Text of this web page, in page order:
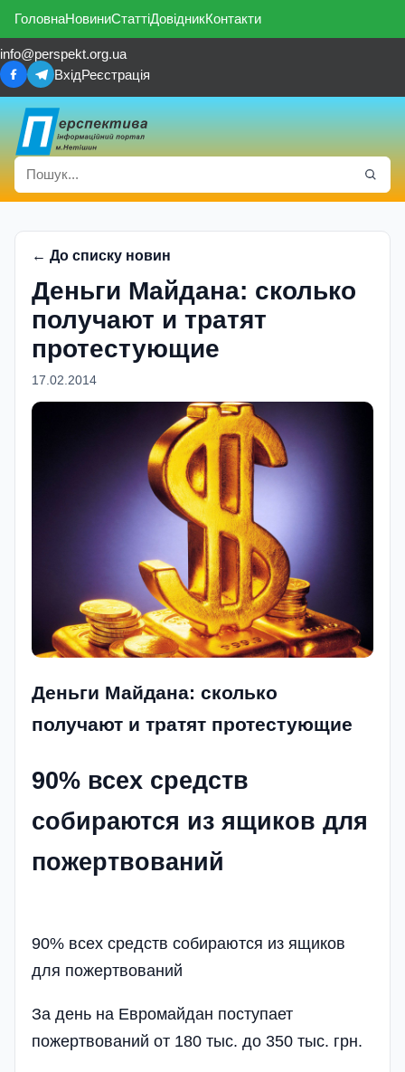
ГоловнаНовиниСтаттіДовідникКонтакти
info@perspekt.org.ua
ВхідРеєстрація
← До списку новин
Деньги Майдана: сколько
получают и тратят
протестующие
17.02.2014
Деньги Майдана: сколько
получают и тратят протестующие
90% всех средств
собираются из ящиков для
пожертвований
90% всех средств собираются из ящиков
для пожертвований
За день на Евромайдан поступает
пожертвований от 180 тыс. до 350 тыс. грн.